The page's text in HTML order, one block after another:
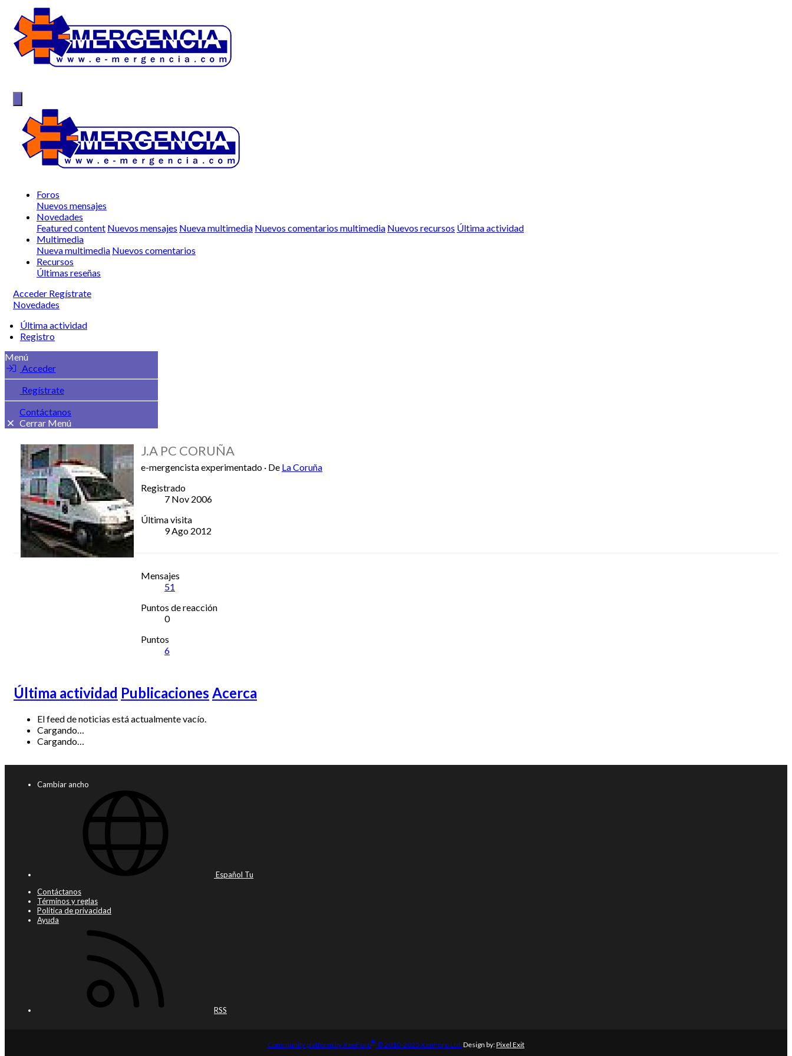
Foros
Nuevos mensajes
Novedades
Featured content Nuevos mensajes Nueva multimedia Nuevos comentarios multimedia Nuevos recursos Última actividad
Multimedia
Nueva multimedia Nuevos comentarios
Recursos
Últimas reseñas
Acceder Regístrate
Novedades
Última actividad
Registro
Menú
Acceder
Regístrate
Contáctanos
Cerrar Menú
J.A PC CORUÑA
e-mergencista experimentado · De La Coruña
Registrado
7 Nov 2006
Última visita
9 Ago 2012
Mensajes
51
Puntos de reacción
0
Puntos
6
Última actividad Publicaciones Acerca
El feed de noticias está actualmente vacío.
Cargando…
Cargando…
Cambiar ancho
Español Tu
Contáctanos
Términos y reglas
Política de privacidad
Ayuda
RSS
Community platform by XenForo®© 2010-2025 XenForo Ltd. Design by:Pixel Exit